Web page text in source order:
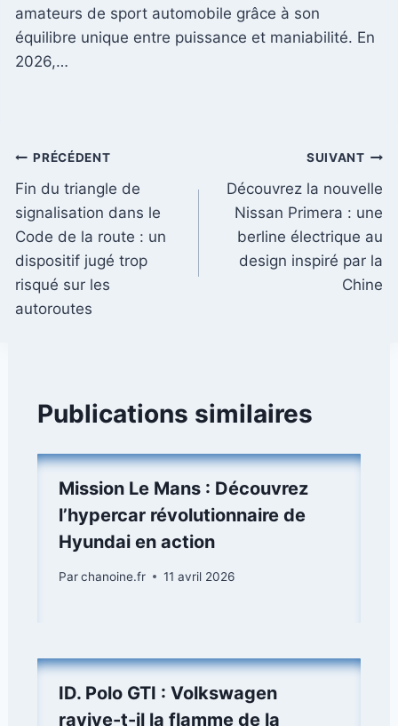
amateurs de sport automobile grâce à son
équilibre unique entre puissance et maniabilité. En
2026,…
Navigation
de
l’article
PRÉCÉDENT
Fin du triangle de
signalisation dans le
Code de la route : un
dispositif jugé trop
risqué sur les
autoroutes
SUIVANT
Découvrez la nouvelle
Nissan Primera : une
berline électrique au
design inspiré par la
Chine
Publications similaires
Mission Le Mans : Découvrez
l’hypercar révolutionnaire de
Hyundai en action
Parchanoine.fr 11 avril 2026
ID. Polo GTI : Volkswagen
ravive-t-il la flamme de la